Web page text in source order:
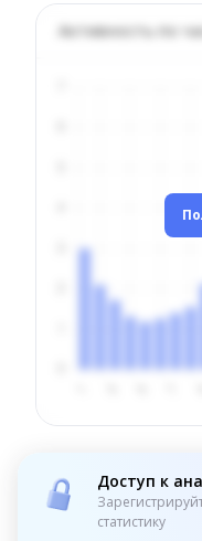
Активность по
Доступ к
статистику